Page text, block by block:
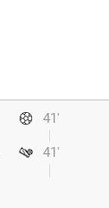
41'
41'